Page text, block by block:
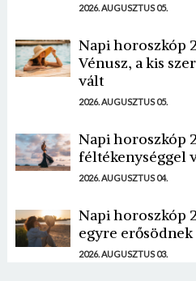
2026. AUGUSZTUS 05.
Napi horoszkóp
Vénusz, a kis
vált
2026. AUGUSZTUS 05.
Napi horoszkóp
féltékenységgel
2026. AUGUSZTUS 04.
Napi horoszkóp
egyre
2026. AUGUSZTUS 03.